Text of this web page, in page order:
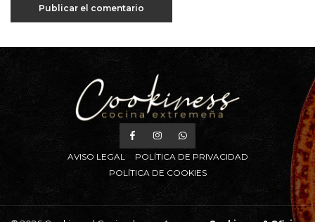
AVISO LEGAL
POLÍTICA DE PRIVACIDAD
POLÍTICA DE COOKIES